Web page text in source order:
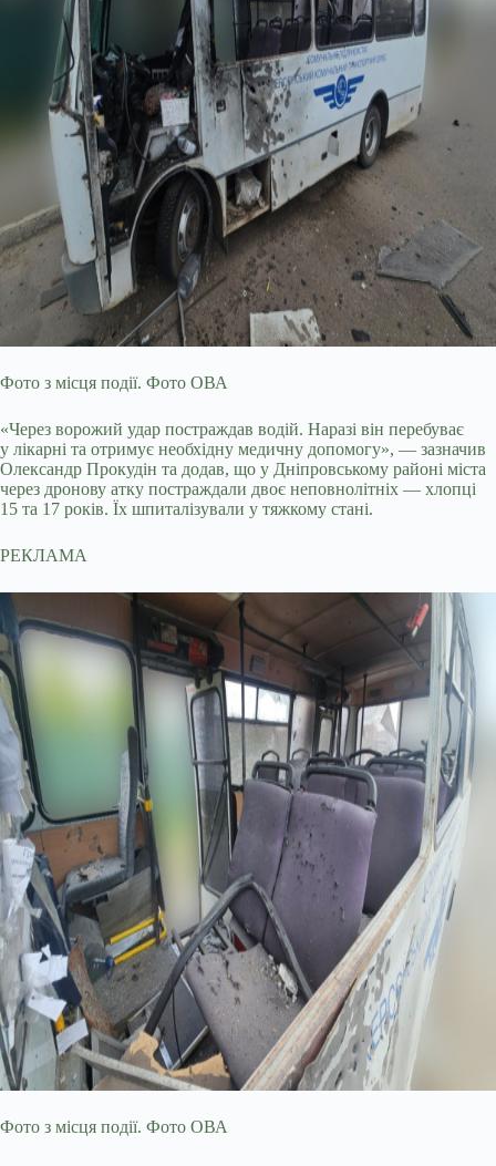
Фото з місця події. Фото ОВА
«Через ворожий удар постраждав водій. Наразі він перебуває
у лікарні та отримує необхідну медичну допомогу», — зазначив
Олександр Прокудін та додав, що у Дніпровському районі міста
через дронову атку постраждали двоє неповнолітніх — хлопці
15 та 17 років. Їх шпиталізували у тяжкому стані.
РЕКЛАМА
Фото з місця події. Фото ОВА